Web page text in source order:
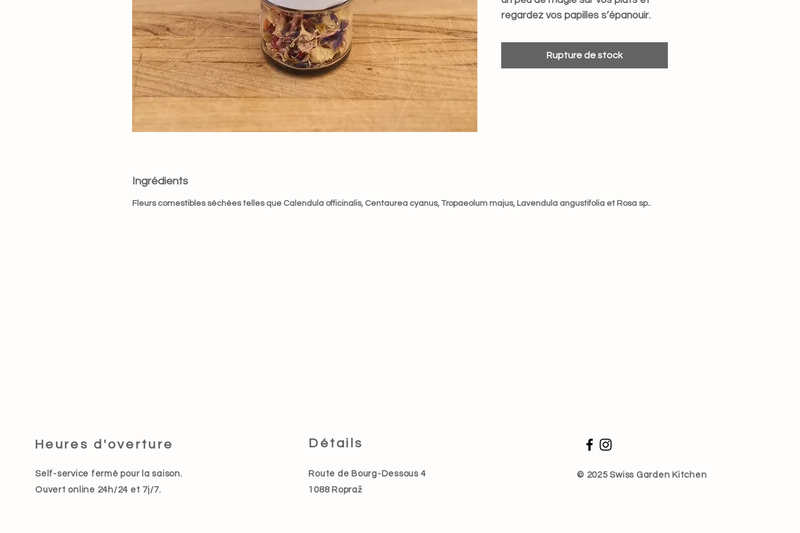
regardez vos papilles s’épanouir.
simplement à déguster à la cuillère
Rupture de stock
Ingrédients
Fleurs comestibles séchées telles que Calendula officinalis, Centaurea cyanus, Tropaeolum majus, Lavendula angustifolia et Rosa sp..
Heures d'overture
Self-service fermé pour la saison.
Ouvert online 24h/24 et 7j/7.
Détails
Route de Bourg-Dessous 4
1088 Ropraž
© 2025 Swiss Garden Kitchen